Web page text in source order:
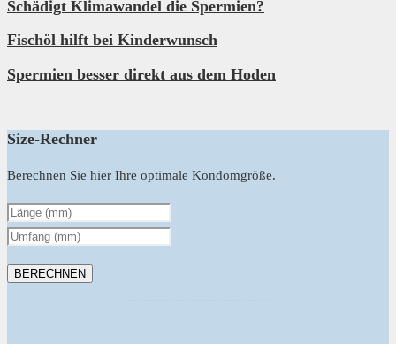
Schädigt Klimawandel die Spermien?
Fischöl hilft bei Kinderwunsch
Spermien besser direkt aus dem Hoden
Size-Rechner
Berechnen Sie hier Ihre optimale Kondomgröße.